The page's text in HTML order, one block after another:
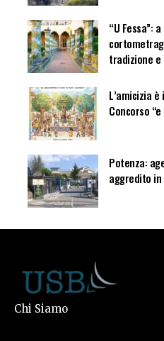
“U Fessa”:
tradizione
L’amicizia
Concorso “e
Potenza:
aggredito
Chi Siamo